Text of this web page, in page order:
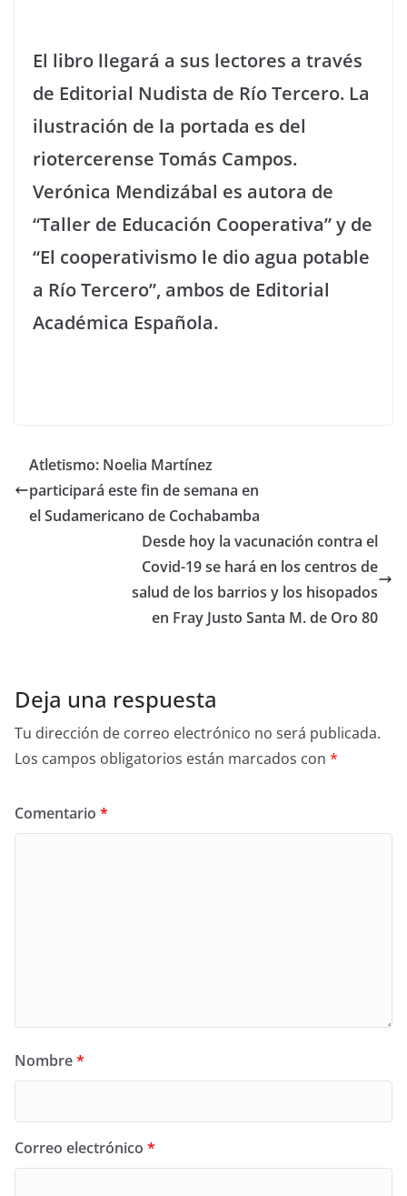
El libro llegará a sus lectores a través
de Editorial Nudista de Río Tercero. La
ilustración de la portada es del
riotercerense Tomás Campos.
Verónica Mendizábal es autora de
“Taller de Educación Cooperativa” y de
“El cooperativismo le dio agua potable
a Río Tercero”, ambos de Editorial
Académica Española.
Atletismo: Noelia Martínez
participará este fin de semana en
el Sudamericano de Cochabamba
Desde hoy la vacunación contra el
Covid-19 se hará en los centros de
salud de los barrios y los hisopados
en Fray Justo Santa M. de Oro 80
Deja una respuesta
Tu dirección de correo electrónico no será publicada.
Los campos obligatorios están marcados con *
Comentario *
Nombre*
Correo electrónico *